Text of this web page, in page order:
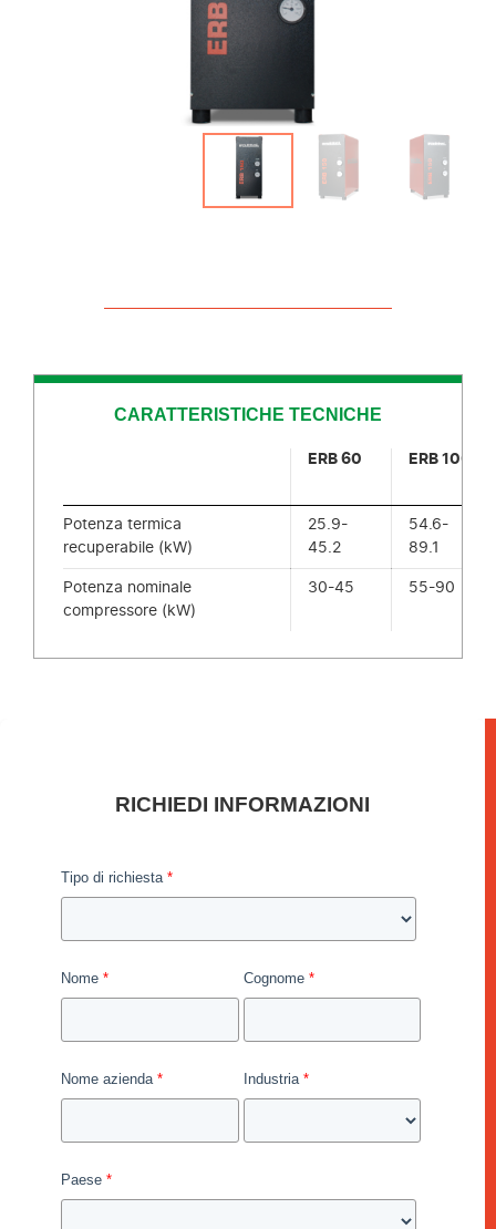
CARATTERISTICHE TECNICHE
ERB 60 ERB 100
Potenza termica
recuperabile (kW)
25.9-
45.2
54.6-
89.1
Potenza nominale
compressore (kW)
30-45 55-90